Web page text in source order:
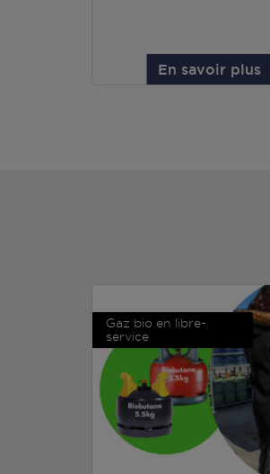
En savoir plus
Gaz bio en libre-
service